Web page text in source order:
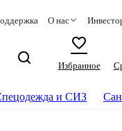
О нас
Избранное
и СИЗ